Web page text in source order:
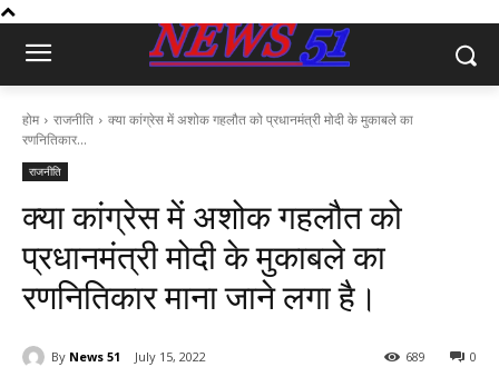
होम राजनीति
क्या कांग्रेस में अशोक गहलौत को प्रधानमंत्री मोदी के मुकाबले का
रणनितिकार...
राजनीति
क्या कांग्रेस में अशोक गहलौत को
प्रधानमंत्री मोदी के मुकाबले का
रणनितिकार माना जाने लगा है।
By News 51 July 15, 2022 0
689